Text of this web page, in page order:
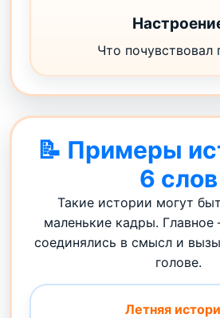
Что почувствовал
📝 Примеры
6 слов
Такие истории могут
маленькие кадры.
соединялись в смысл и
голове.
Летняя